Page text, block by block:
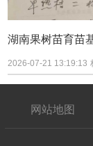
湖南果树苗育苗
2026-07-21 13:19:13
网站地图